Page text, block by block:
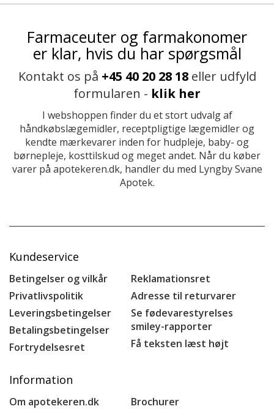
Farmaceuter og farmakonomer
er klar, hvis du har spørgsmål
Kontakt os på +45 40 20 28 18eller udfyld
formularen - klik her
I webshoppen finder du et stort udvalg af
håndkøbslægemidler, receptpligtige lægemidler og
kendte mærkevarer inden for hudpleje, baby- og
børnepleje, kosttilskud og meget andet. Når du køber
varer på apotekeren.dk, handler du med Lyngby Svane
Apotek.
Kundeservice
Betingelser og vilkår
Privatlivspolitik
Leveringsbetingelser
Betalingsbetingelser
Fortrydelsesret
Reklamationsret
Adresse til returvarer
Se fødevarestyrelses
smiley-rapporter
Få teksten læst højt
Information
Om apotekeren.dk
Brochurer